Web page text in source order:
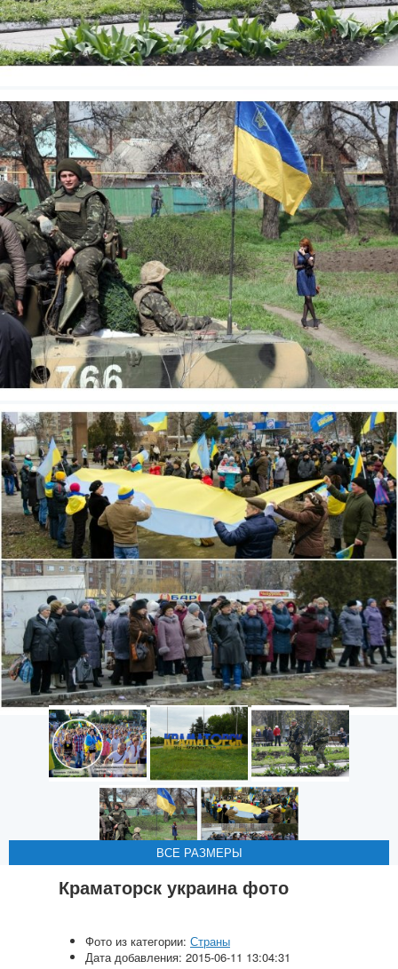
ВСЕ РАЗМЕРЫ
ВСЕ РАЗМЕРЫ
ВСЕ РАЗМЕРЫ
ВСЕ РАЗМЕРЫ
ВСЕ РАЗМЕРЫ
Краматорск украина фото
Фото из категории: Страны
Дата добавления: 2015-06-11 13:04:31